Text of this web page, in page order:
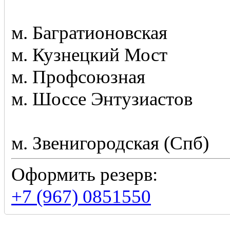
м. Багратионовская
м. Кузнецкий Мост
м. Профсоюзная
м. Шоссе Энтузиастов
м. Звенигородская (Спб)
Оформить резерв:
+7 (967) 0851550